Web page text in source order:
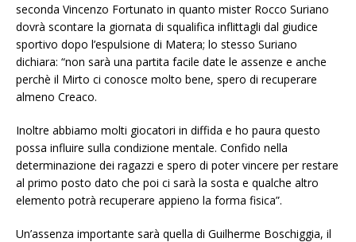
seconda Vincenzo Fortunato in quanto mister Rocco Suriano
dovrà scontare la giornata di squalifica inflittagli dal giudice
sportivo dopo l’espulsione di Matera; lo stesso Suriano
dichiara: “non sarà una partita facile date le assenze e anche
perchè il Mirto ci conosce molto bene, spero di recuperare
almeno Creaco.
Inoltre abbiamo molti giocatori in diffida e ho paura questo
possa influire sulla condizione mentale. Confido nella
determinazione dei ragazzi e spero di poter vincere per restare
al primo posto dato che poi ci sarà la sosta e qualche altro
elemento potrà recuperare appieno la forma fisica”.
Un’assenza importante sarà quella di Guilherme Boschiggia, il